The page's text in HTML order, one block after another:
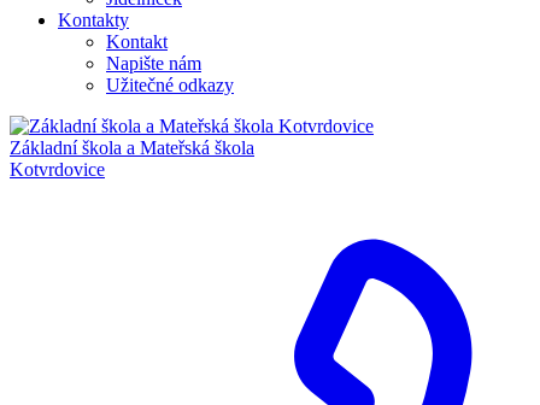
Kontakty
Kontakt
Napište nám
Užitečné odkazy
Základní škola a Mateřská škola
Kotvrdovice